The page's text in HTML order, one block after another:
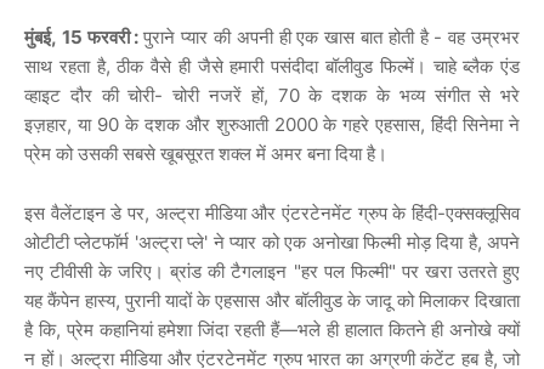
मुंबई, 15 फरवरी :पुराने प्यार की अपनी ही एक खास बात होती है-वह उम्रभर
साथ रहता है,ठीक वैसे ही जैसे हमारी पसंदीदा बॉलीवुड फिल्में। चाहे ब्लैक एंड
व्हाइट दौर की चोरी-चोरी नजरें हों, 70के दशक के भव्य संगीत से भरे
इज़हार, या90 के दशक और शुरुआती2000के गहरे एहसास,हिंदी सिनेमा ने
प्रेम को उसकी सबसे खूबसूरत शक्ल में अमर बना दिया है।
इस वैलेंटाइन डे पर, अल्ट्रा मीडिया और एंटरटेनमेंट ग्रुप के हिंदी-एक्सक्लूसिव
ओटीटी प्लेटफॉर्म 'अल्ट्रा प्ले' ने प्यार को एक अनोखा फिल्मी मोड़ दिया है,अपने
नए टीवीसी के जरिए। ब्रांड की टैगलाइन "हर पल फिल्मी" पर खरा उतरते हुए
यह कैंपेन हास्य,पुरानी यादों के एहसास और बॉलीवुड के जादू को मिलाकर दिखाता
है कि, प्रेम कहानियां हमेशा जिंदा रहती हैं—भले ही हालात कितने ही अनोखे क्यों
न हों। अल्ट्रा मीडिया और एंटरटेनमेंट ग्रुप भारत का अग्रणी कंटेंट हब है,जो